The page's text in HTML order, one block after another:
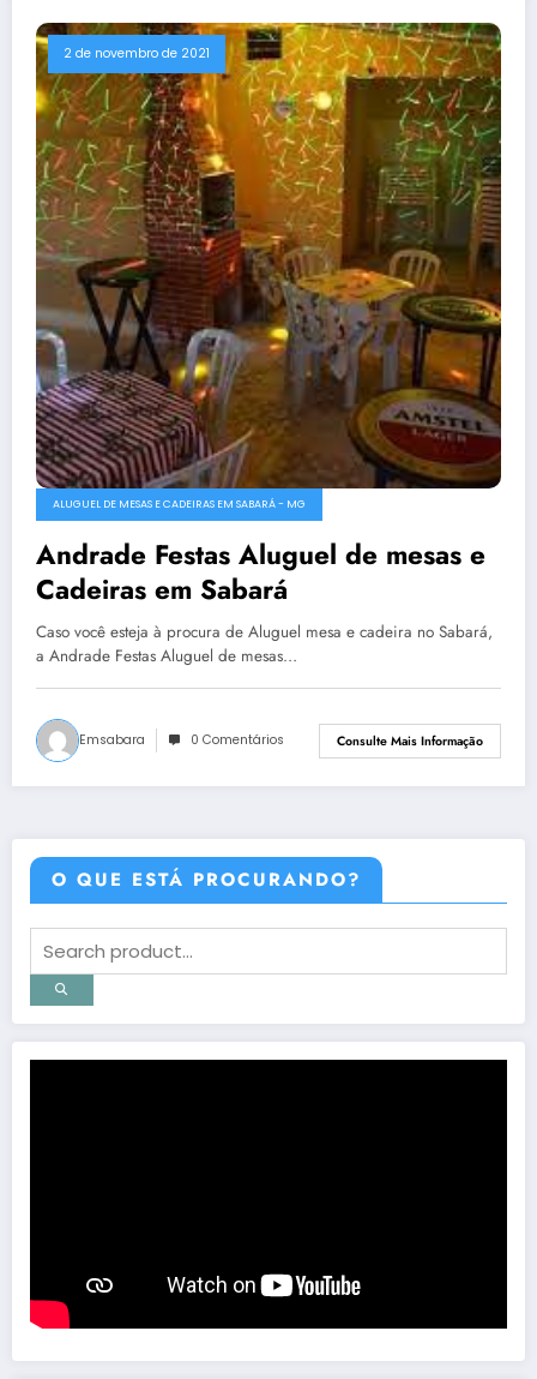
2 de novembro de 2021
ALUGUEL DE MESAS E CADEIRAS EM SABARÁ - MG
Andrade Festas Aluguel de mesas e
Cadeiras em Sabará
Caso você esteja à procura de Aluguel mesa e cadeira no Sabará,
a Andrade Festas Aluguel de mesas…
Emsabara 0 Comentários Consulte Mais Informação
O QUE ESTÁ PROCURANDO?